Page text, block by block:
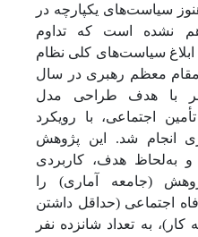
سیاست‌های یکپارچه در
نشده است که تداوم
سیاست‌های کلی نظام
معظم رهبری در سال
با هدف طراحی مدل
اجتماعی، با رویکرد
انجام شد. این پژوهش
و به‌لحاظ هدف، کاربردی
(جامعه آماری) را
اجتماعی (حداقل داشتن
به تعداد شانزده نفر